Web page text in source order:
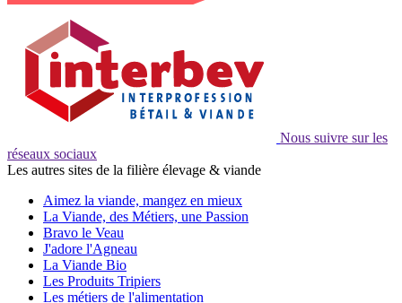
Nous suivre sur les
réseaux sociaux
Les autres sites de la filière élevage & viande
Aimez la viande, mangez en mieux
La Viande, des Métiers, une Passion
Bravo le Veau
J'adore l'Agneau
La Viande Bio
Les Produits Tripiers
Les métiers de l'alimentation